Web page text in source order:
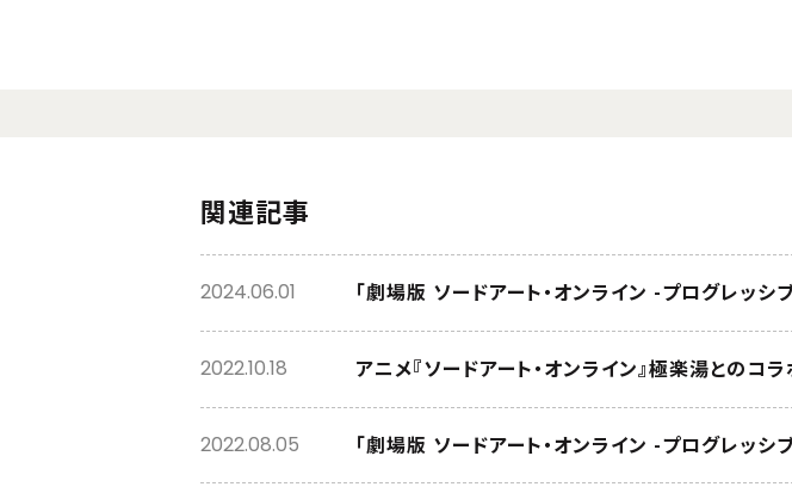
関連記事
「劇場版 ソードアート・オンライン -プログレッ
2024.06.01
アニメ『ソードアート・オンライン』極楽湯とのコ
2022.10.18
「劇場版 ソードアート・オンライン -プログレッ
2022.08.05